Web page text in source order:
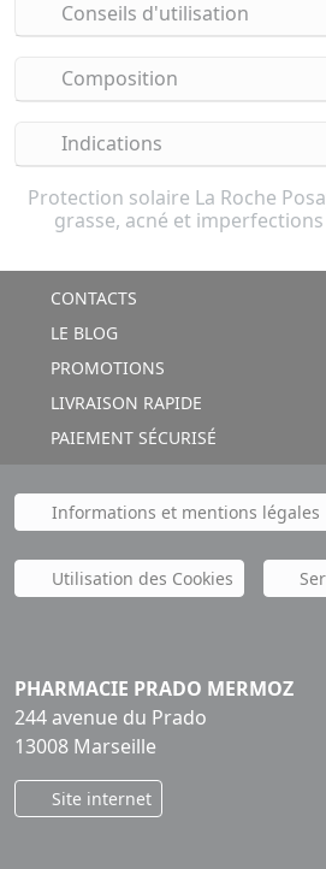
Conseils d'utilisation
Composition
Indications
Protection solaire La Roche
grasse, acné et
CONTACTS
LE BLOG
PROMOTIONS
LIVRAISON RAPIDE
PAIEMENT SÉCURISÉ
Informations et mentions légales
Utilisation des Cookies
PHARMACIE PRADO MERMOZ
244 avenue du Prado
13008 Marseille
Site internet